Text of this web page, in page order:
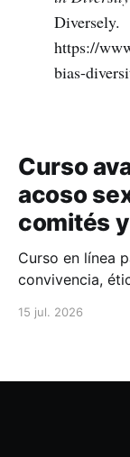
Diversely.
https://
bias-
Curso
acoso
comités y
Curso en línea
convivencia,
15 jul. 2026